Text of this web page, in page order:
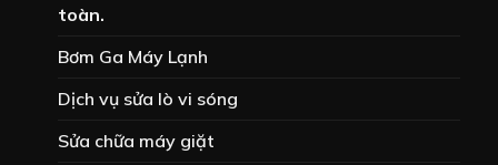
toàn.
Bơm Ga Máy Lạnh
Dịch vụ sửa lò vi sóng
Sửa chữa máy giặt